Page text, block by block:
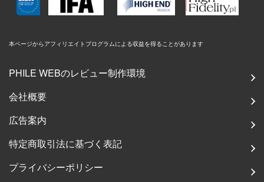
本ページからアフィリエイトプログラムによる収益を得ることがあります
PHILE WEBのレビュー制作環境
会社概要
広告案内
特定商取引法に基づく表記
プライバシーポリシー